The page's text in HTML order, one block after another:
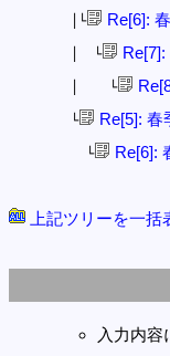
│└ Re[6]:
│ └ Re[7]:
│ └
└ Re[5]: 春
└ Re[6]:
上記ツリーを一括
入力内容